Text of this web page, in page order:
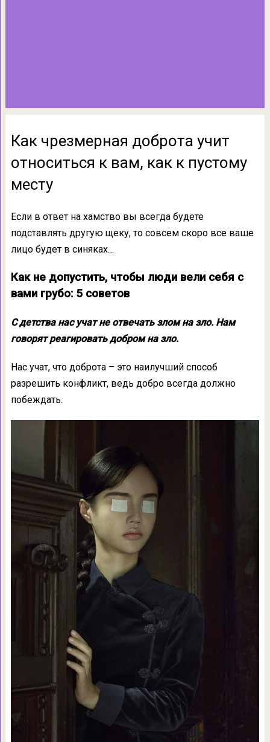
Как чрезмерная доброта учит
относиться к вам, как к пустому
месту
Если в ответ на хамство вы всегда будете
подставлять другую щеку, то совсем скоро все ваше
лицо будет в синяках…
Как не допустить, чтобы люди вели себя с
вами грубо: 5 советов
С детства нас учат не отвечать злом на зло. Нам
говорят реагировать добром на зло.
Нас учат, что доброта – это наилучший способ
разрешить конфликт, ведь добро всегда должно
побеждать.